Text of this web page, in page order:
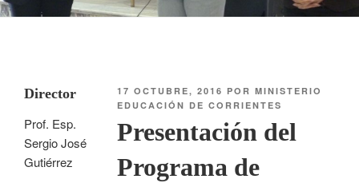
17 OCTUBRE, 2016 PORMINISTERIO
EDUCACIÓN DE CORRIENTES
Presentación del
Programa de
Director
Prof. Esp.
Sergio José
Gutiérrez